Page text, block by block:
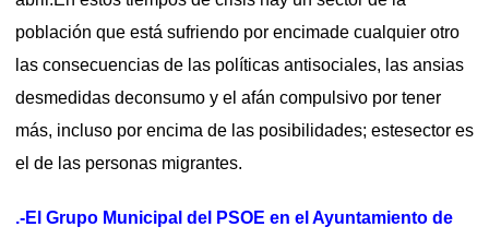
población que está sufriendo por encimade cualquier otro
las consecuencias de las políticas antisociales, las ansias
desmedidas deconsumo y el afán compulsivo por tener
más, incluso por encima de las posibilidades; estesector es
el de las personas migrantes.
.-El Grupo Municipal del PSOE en el Ayuntamiento de